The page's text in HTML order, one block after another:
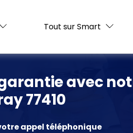
Tout sur Smart
avec
77410
appel téléphonique